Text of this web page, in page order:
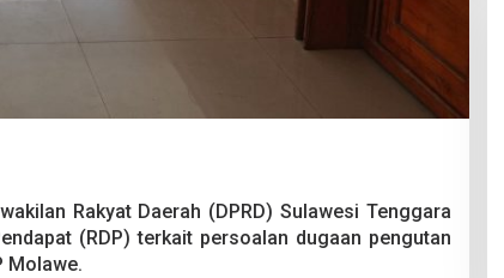
Rakyat Daerah (DPRD) Sulawesi Tenggara
(RDP) terkait persoalan dugaan pengutan
Molawe.
Mencekam, Mahasiswa Ditikam
Badik Usai Cekcok saat Pesta
Miras
Di Kriminal 29 Juni 2026